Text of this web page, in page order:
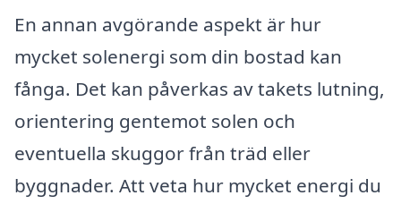
En annan avgörande aspekt är hur
mycket solenergi som din bostad kan
fånga. Det kan påverkas av takets lutning,
orientering gentemot solen och
eventuella skuggor från träd eller
byggnader. Att veta hur mycket energi du